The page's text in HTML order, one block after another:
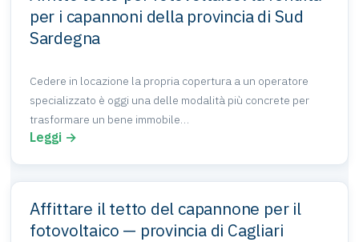
per i capannoni della provincia di Sud
Sardegna
Cedere in locazione la propria copertura a un operatore
specializzato è oggi una delle modalità più concrete per
trasformare un bene immobile…
Leggi →
Affittare il tetto del capannone per il
fotovoltaico — provincia di Cagliari